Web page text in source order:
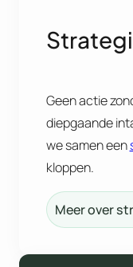
Geen actie
diepgaande
we samen een
kloppen.
Meer over